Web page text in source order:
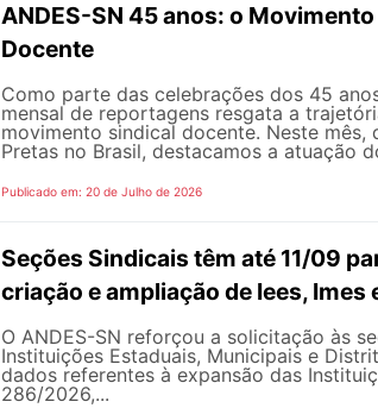
ANDES-SN 45 anos: o
Docente
Como parte das celebrações dos 45
mensal de reportagens resgata a
movimento sindical docente. Neste mês,
Pretas no Brasil, destacamos a atuação
Publicado em: 20 de Julho de 2026
Seções Sindicais têm até 11/09
criação e ampliação de Iees, Imes
O ANDES-SN reforçou a solicitação às
Instituições Estaduais, Municipais e
dados referentes à expansão das
286/2026,...